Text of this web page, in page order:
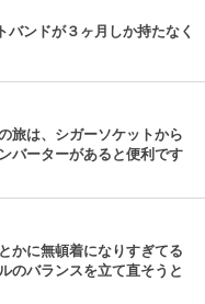
ンドが３ヶ月しか持たなく
旅は、シガーソケットから
バーターがあると便利です
かに無頓着になりすぎてる
のバランスを立て直そうと